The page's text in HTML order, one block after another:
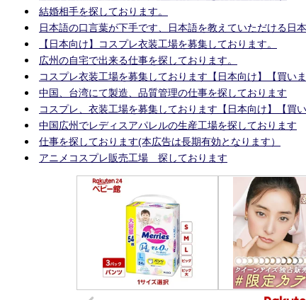
結婚相手を探しております。
日本語の口言葉が下手です、日本語を教えていただける日
【日本向け】コスプレ衣装工場を募集しております。
広州の自宅で出来る仕事を探しております。
コスプレ衣装工場を募集しております【日本向け】【買いま
中国、台湾にて製造、品質管理の仕事を探しております
コスプレ、衣装工場を募集しております【日本向け】【買い
中国広州でレディスアパレルの生産工場を探しております
仕事を探しております(本広告は長期有効となります）
アニメコスプレ販売工場 探しております